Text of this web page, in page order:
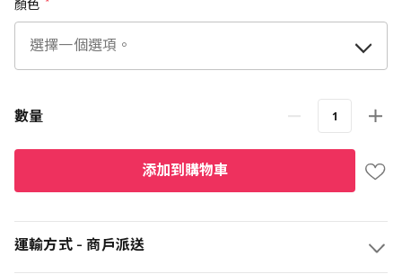
顏色
數量
添加到購物車
運輸方式 - 商戶派送